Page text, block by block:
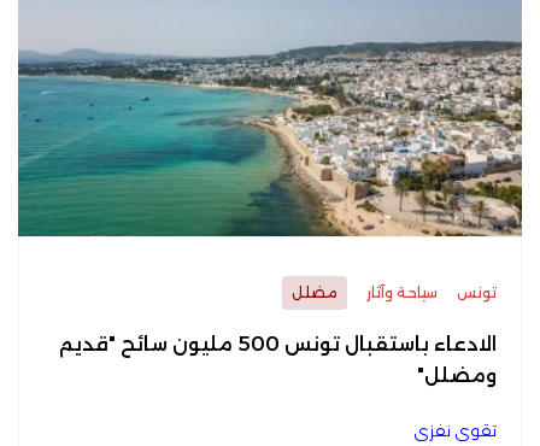
تونس سياحة وآثار مضلل
الادعاء باستقبال تونس 500 مليون سائح "قديم
ومضلل"
تقوى نفزي